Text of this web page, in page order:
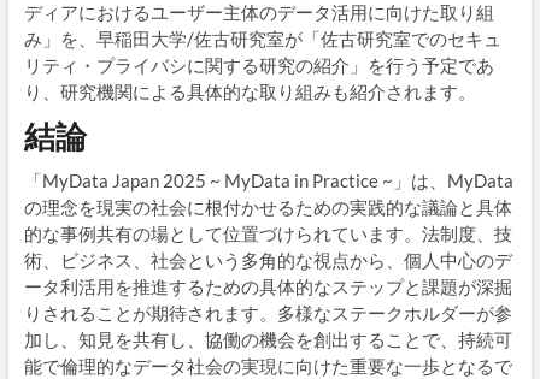
ディアにおけるユーザー主体のデータ活用に向けた取り組
み」を、早稲田大学/佐古研究室が「佐古研究室でのセキュ
リティ・プライバシに関する研究の紹介」を行う予定であ
り、研究機関による具体的な取り組みも紹介されます。
結論
「MyData Japan 2025 ~ MyData in Practice ~」は、MyData
の理念を現実の社会に根付かせるための実践的な議論と具体
的な事例共有の場として位置づけられています。法制度、技
術、ビジネス、社会という多角的な視点から、個人中心のデ
ータ利活用を推進するための具体的なステップと課題が深掘
りされることが期待されます。多様なステークホルダーが参
加し、知見を共有し、協働の機会を創出することで、持続可
能で倫理的なデータ社会の実現に向けた重要な一歩となるで